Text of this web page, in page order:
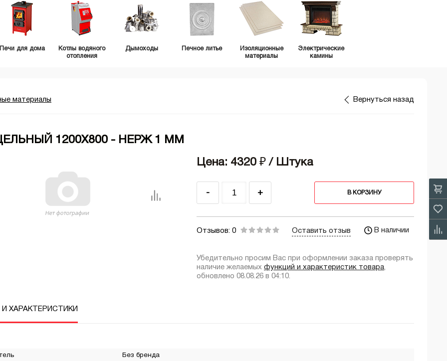
Печи для дома
Котлы водяного
отопления
Дымоходы Печное литье
Изоляционные
материалы
Электрические
камины
Вернуться назад
материалы
1200Х800 - НЕРЖ 1 ММ
Цена: 4320 ₽ / Штука
- + В КОРЗИНУ
Отзывов: 0 Оставить отзыв В наличии
Убедительно просим Вас при оформлении заказа проверять
наличие желаемых функций и характеристик товара,
обновлено 08.08.26 в 04:10.
ХАРАКТЕРИСТИКИ
Без бренда